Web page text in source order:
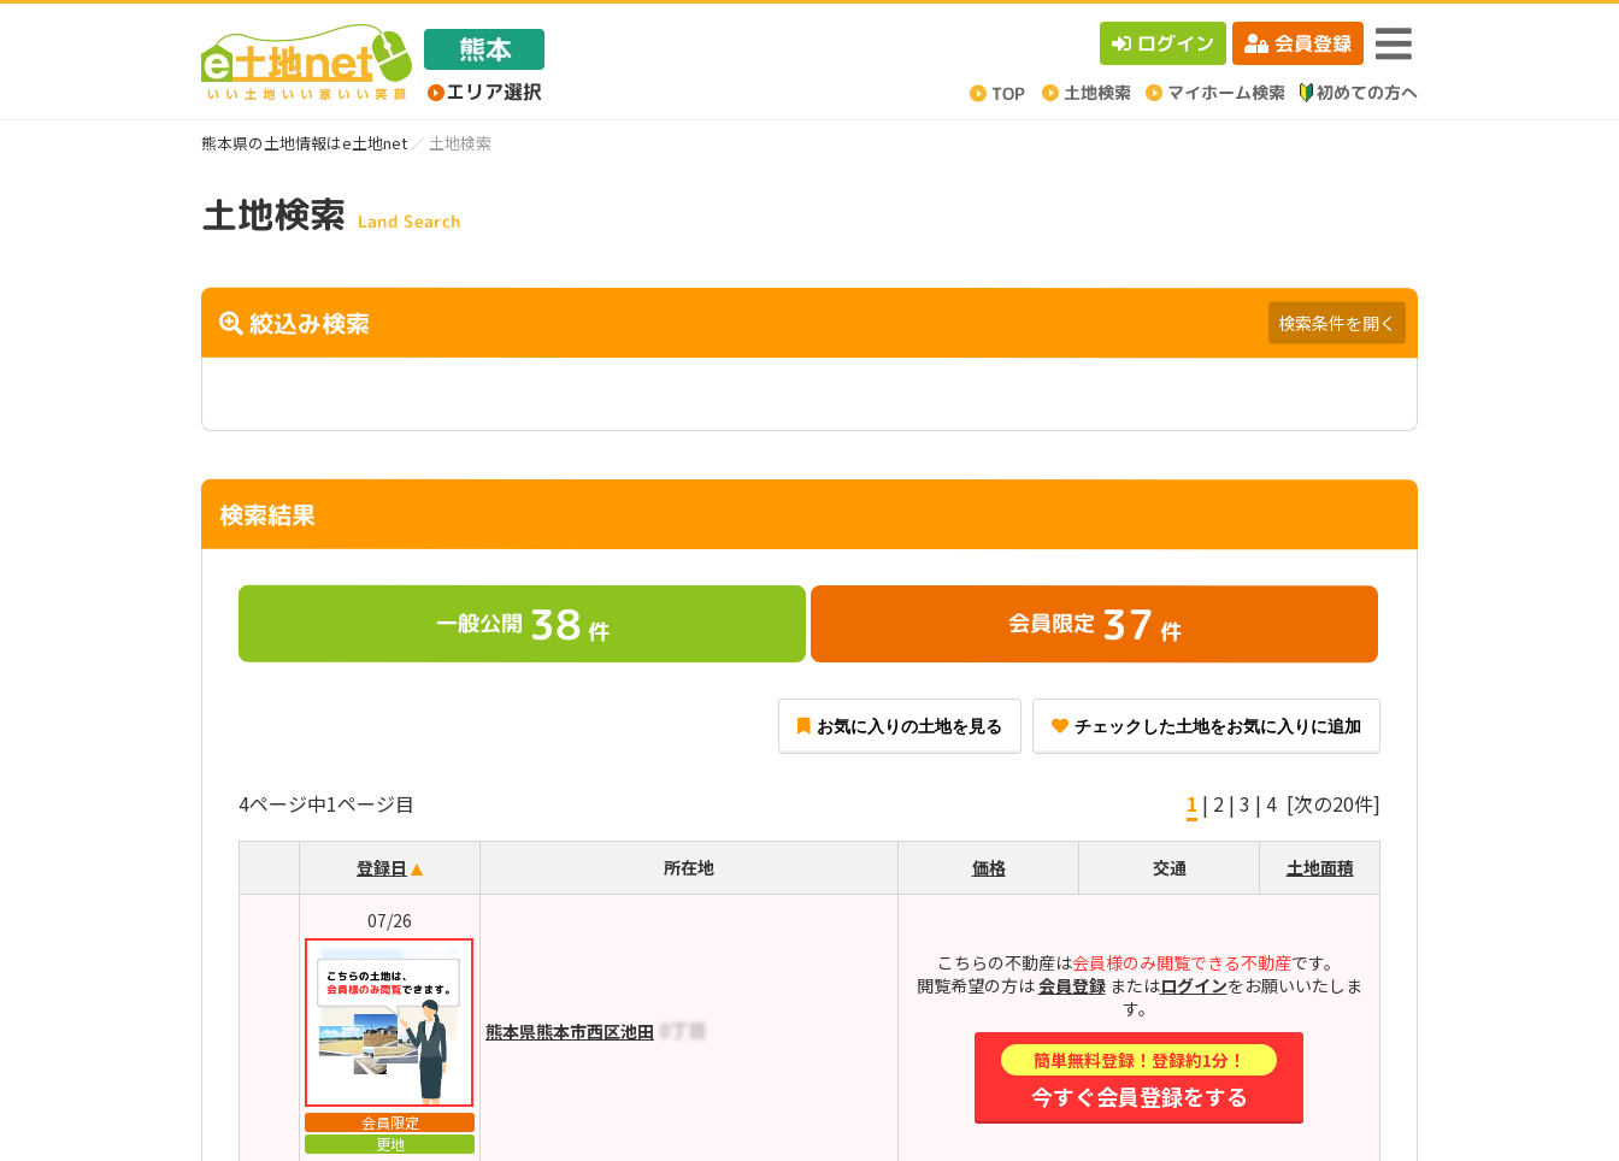
ログイン 会員登録
熊本県の土地情報はe土地net 土地検索
土地検索 Land Search
絞込み検索 検索条件を開く
検索結果
一般公開 38 件 会員限定 37 件
お気に入りの土地を見る チェックした土地をお気に入りに追加
4ページ中1ページ目 1 | 2 | 3 | 4 [次の20件]
登録日 所在地 価格 交通 土地面積
07/26
会員限定
更地
熊本県熊本市西区池田
こちらの不動産は会員様のみ閲覧できる不動産です。
閲覧希望の方は会員登録またはログインをお願いいたしま
す。
簡単無料登録！登録約1分！
今すぐ会員登録をする